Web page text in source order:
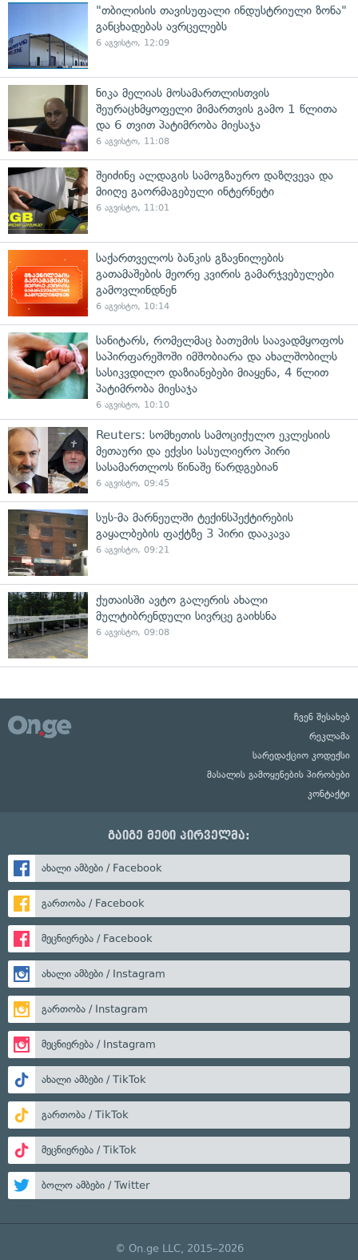
"თბილისის თავისუფალი ინდუსტრიული ზონა"
განცხადებას ავრცელებს
6 აგვისტო, 12:09
ნიკა მელიას მოსამართლისთვის
შეურაცხმყოფელი მიმართვის გამო 1 წლითა
და 6 თვით პატიმრობა მიესაჯა
6 აგვისტო, 11:08
შეიძინე ალდაგის სამოგზაურო დაზღვევა და
მიიღე გაორმაგებული ინტერნეტი
6 აგვისტო, 11:01
საქართველოს ბანკის გზავნილების
გათამაშების მეორე კვირის გამარჯვებულები
გამოვლინდნენ
6 აგვისტო, 10:14
სანიტარს, რომელმაც ბათუმის საავადმყოფოს
საპირფარეშოში იმშობიარა და ახალშობილს
სასიკვდილო დაზიანებები მიაყენა, 4 წლით
პატიმრობა მიესაჯა
6 აგვისტო, 10:10
Reuters: სომხეთის სამოციქულო ეკლესიის
მეთაური და ექვსი სასულიერო პირი
სასამართლოს წინაშე წარდგებიან
6 აგვისტო, 09:45
სუს-მა მარნეულში ტექინსპექტირების
გაყალბების ფაქტზე 3 პირი დააკავა
6 აგვისტო, 09:21
ქუთაისში ავტო გალერის ახალი
მულტიბრენდული სივრცე გაიხსნა
6 აგვისტო, 09:08
ჩვენ შესახებ
რეკლამა
სარედაქციო კოდექსი
მასალის გამოყენების პირობები
კონტაქტი
გაიგე მეტი პირველმა:
ახალი ამბები / Facebook
გართობა / Facebook
მეცნიერება / Facebook
ახალი ამბები / Instagram
გართობა / Instagram
მეცნიერება / Instagram
ახალი ამბები / TikTok
გართობა / TikTok
მეცნიერება / TikTok
ბოლო ამბები / Twitter
© On.ge LLC, 2015–2026